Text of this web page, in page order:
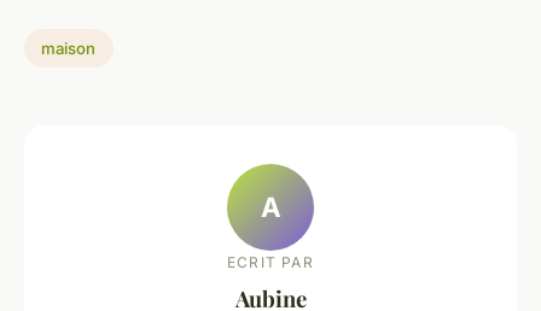
maison
A
ECRIT PAR
Aubine